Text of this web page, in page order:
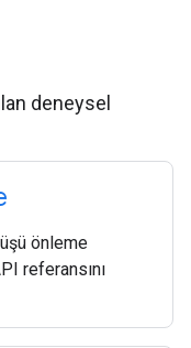
deneysel
önleme
referansını